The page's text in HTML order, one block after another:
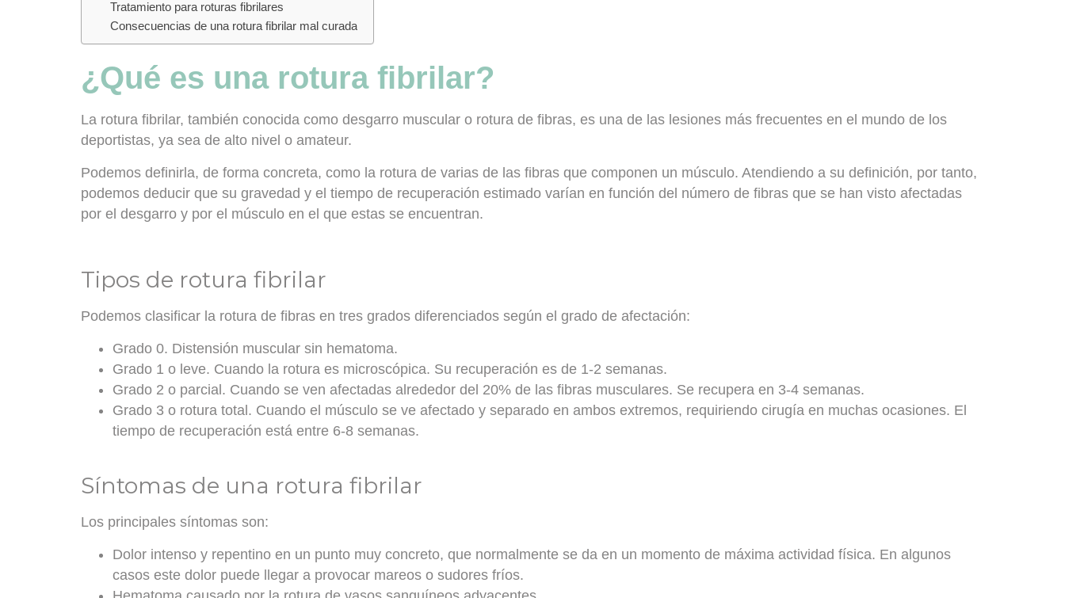
Tratamiento para roturas fibrilares
Consecuencias de una rotura fibrilar mal curada
¿Qué es una rotura fibrilar?
La rotura fibrilar, también conocida como desgarro muscular o rotura de fibras, es una de las lesiones más frecuentes en el mundo de los
deportistas, ya sea de alto nivel o amateur.
Podemos definirla, de forma concreta, como la rotura de varias de las fibras que componen un músculo. Atendiendo a su definición, por tanto,
podemos deducir que su gravedad y el tiempo de recuperación estimado varían en función del número de fibras que se han visto afectadas
por el desgarro y por el músculo en el que estas se encuentran.
Tipos de rotura fibrilar
Podemos clasificar la rotura de fibras en tres grados diferenciados según el grado de afectación:
Grado 0. Distensión muscular sin hematoma.
Grado 1 o leve. Cuando la rotura es microscópica. Su recuperación es de 1-2 semanas.
Grado 2 o parcial. Cuando se ven afectadas alrededor del 20% de las fibras musculares. Se recupera en 3-4 semanas.
Grado 3 o rotura total. Cuando el músculo se ve afectado y separado en ambos extremos, requiriendo cirugía en muchas ocasiones. El
tiempo de recuperación está entre 6-8 semanas.
Síntomas de una rotura fibrilar
Los principales síntomas son:
Dolor intenso y repentino en un punto muy concreto, que normalmente se da en un momento de máxima actividad física. En algunos
casos este dolor puede llegar a provocar mareos o sudores fríos.